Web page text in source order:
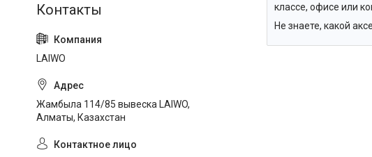
классе, офисе или
Не знаете, какой
LAIWO
Жамбыла 114/85 вывеска LAIWO,
Алматы, Казахстан